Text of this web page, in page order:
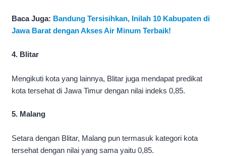
Baca Juga: Bandung Tersisihkan, Inilah 10 Kabupaten di
Jawa Barat dengan Akses Air Minum Terbaik!
4. Blitar
Mengikuti kota yang lainnya, Blitar juga mendapat predikat
kota tersehat di Jawa Timur dengan nilai indeks 0,85.
5. Malang
Setara dengan Blitar, Malang pun termasuk kategori kota
tersehat dengan nilai yang sama yaitu 0,85.